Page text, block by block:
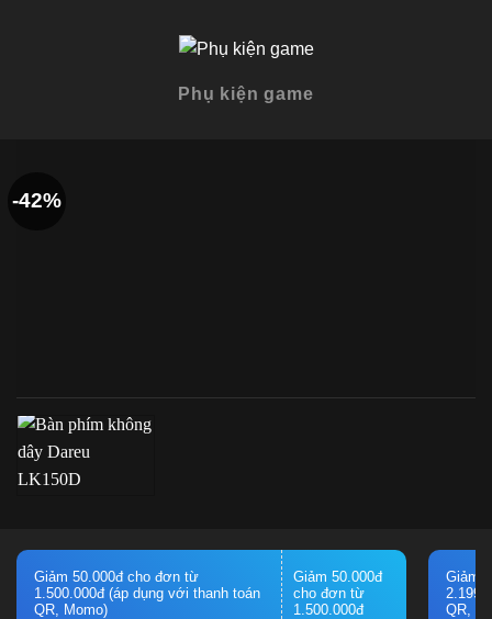
Phụ kiện game
-42%
Giảm 50.000đ cho đơn từ
1.500.000đ (áp dụng với thanh toán
QR, Momo)
Giảm 50.000đ
cho đơn từ
1.500.000đ
Giảm
QR,